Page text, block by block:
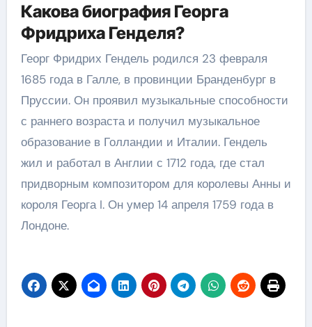
Какова биография Георга
Фридриха Генделя?
Георг Фридрих Гендель родился 23 февраля
1685 года в Галле, в провинции Бранденбург в
Пруссии. Он проявил музыкальные способности
с раннего возраста и получил музыкальное
образование в Голландии и Италии. Гендель
жил и работал в Англии с 1712 года, где стал
придворным композитором для королевы Анны и
короля Георга I. Он умер 14 апреля 1759 года в
Лондоне.